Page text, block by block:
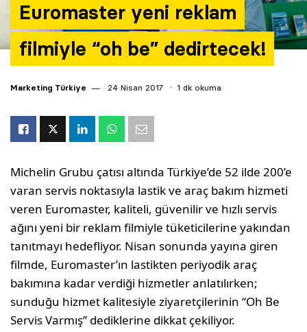
Euromaster yeni reklam
filmiyle “oh be” dedirtecek!
Marketing Türkiye 24 Nisan 2017 1 dk okuma
Michelin Grubu çatısı altında Türkiye’de 52 ilde 200’e
varan servis noktasıyla lastik ve araç bakım hizmeti
veren Euromaster, kaliteli, güvenilir ve hızlı servis
ağını yeni bir reklam filmiyle tüketicilerine yakından
tanıtmayı hedefliyor. Nisan sonunda yayına giren
filmde, Euromaster’ın lastikten periyodik araç
bakımına kadar verdiği hizmetler anlatılırken;
sunduğu hizmet kalitesiyle ziyaretçilerinin “Oh Be
Servis Varmış” dediklerine dikkat çekiliyor.